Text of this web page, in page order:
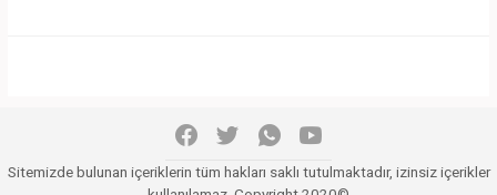
Sitemizde bulunan içeriklerin tüm hakları saklı tutulmaktadır, izinsiz içerikler